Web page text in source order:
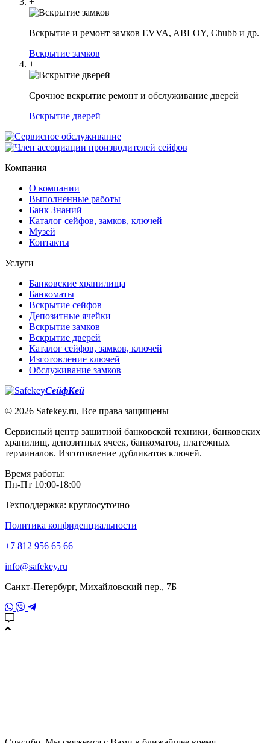
Вскрытие и ремонт замков EVVA, ABLOY, Chubb и др.
Вскрытие замков
+
Срочное вскрытие ремонт и обслуживание дверей
Вскрытие дверей
Компания
О компании
Выполненные работы
Банк Знаний
Каталог сейфов, замков, ключей
Музей
Контакты
Услуги
Банковские хранилища
Банкоматы
Вскрытие сейфов
Депозитные ячейки
Вскрытие замков
Вскрытие дверей
Каталог сейфов, замков, ключей
Изготовление ключей
Обслуживание замков
СейфКей
© 2026 Safekey.ru, Все права защищены
Сервисный центр защитной банковской техники, банковских
хранилищ, депозитных ячеек, банкоматов, платежных
терминалов. Изготовление дубликатов ключей.
Время работы:
Пн-Пт 10:00-18:00
Техподдержка: круглосуточно
Политика конфиденциальности
+7 812 956 65 66
info@safekey.ru
Санкт-Петербург, Михайловский пер., 7Б